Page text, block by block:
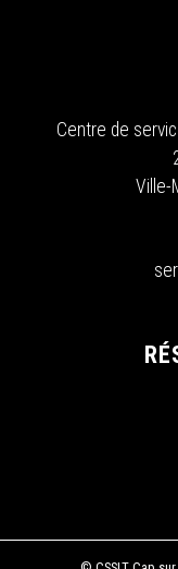
Centre de
Ville-